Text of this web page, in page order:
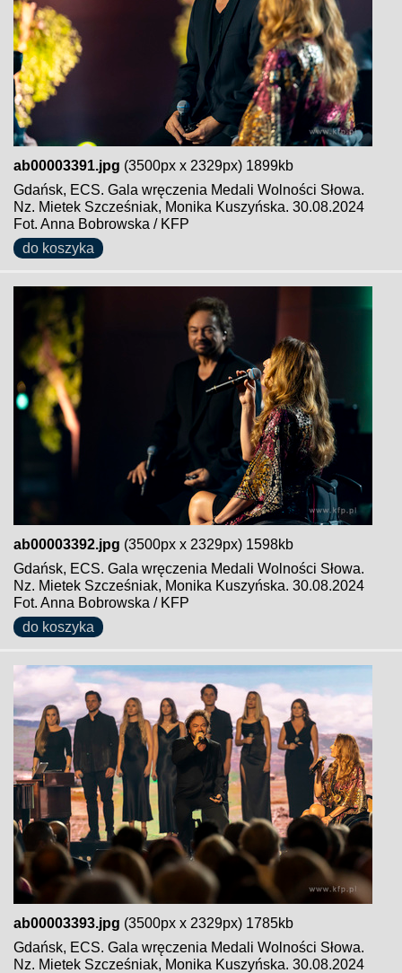
ab00003391.jpg (3500px x 2329px) 1899kb
Gdańsk, ECS. Gala wręczenia Medali Wolności Słowa.
Nz. Mietek Szcześniak, Monika Kuszyńska. 30.08.2024
Fot. Anna Bobrowska / KFP
do koszyka
ab00003392.jpg (3500px x 2329px) 1598kb
Gdańsk, ECS. Gala wręczenia Medali Wolności Słowa.
Nz. Mietek Szcześniak, Monika Kuszyńska. 30.08.2024
Fot. Anna Bobrowska / KFP
do koszyka
ab00003393.jpg (3500px x 2329px) 1785kb
Gdańsk, ECS. Gala wręczenia Medali Wolności Słowa.
Nz. Mietek Szcześniak, Monika Kuszyńska. 30.08.2024